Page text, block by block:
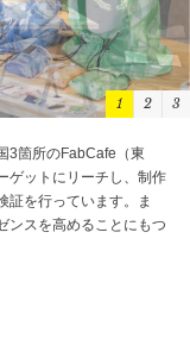
3箇所のFabCafe（東
ゲットにリーチし、制作
証を行っています。ま
ンスを高めることにもつ
1 2 3